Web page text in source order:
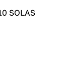
SOLAS